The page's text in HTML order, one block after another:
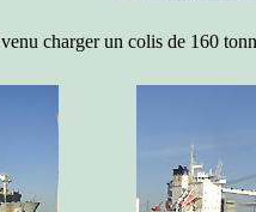
venu charger un colis de 160